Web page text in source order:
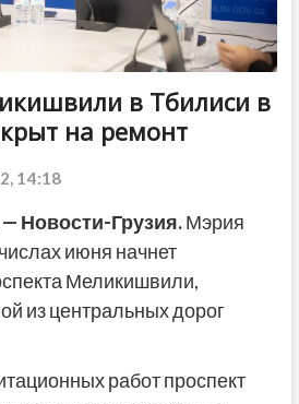
в Тбилиси в
на ремонт
14:18
Новости-Грузия.Мэрия
июня начнет
Меликишвили,
из центральных дорог
работ проспект